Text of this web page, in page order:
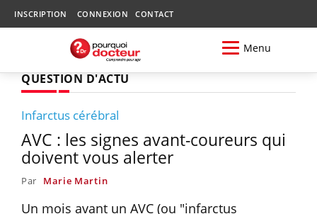
INSCRIPTION CONNEXION CONTACT
Menu
QUESTION D'ACTU
Infarctus cérébral
AVC : les signes avant-coureurs qui
doivent vous alerter
Par Marie Martin
Un mois avant un AVC (ou "infarctus